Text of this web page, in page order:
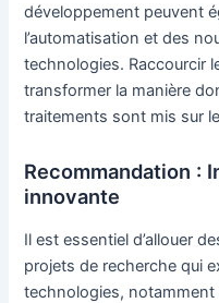
développement peuvent
l’automatisation et des
technologies. Raccourcir
transformer la manière
traitements sont mis sur
Recommandation :
innovante
Il est essentiel d’allouer
projets de recherche qui
technologies, notamment